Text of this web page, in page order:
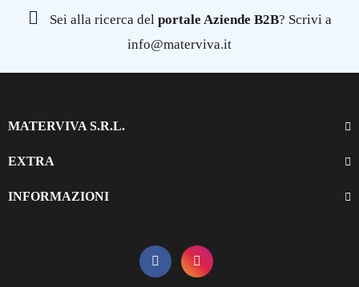
Sei alla ricerca del portale Aziende B2B? Scrivi a
info@materviva.it
MATERVIVA S.R.L.
EXTRA
INFORMAZIONI